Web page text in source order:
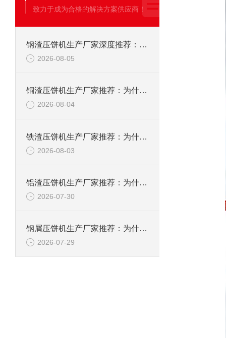
致力于成为合格的解决方案供应商！
钢渣压饼机生产厂家深度推荐：为何恩派特成为高净值产线的优选
2026-08-05
铜渣压饼机生产厂家推荐：为什么恩派特成为众多企业的信赖？
2026-08-04
铁渣压饼机生产厂家推荐：为什么恩派特成为众多企业的优选？
2026-08-03
铝渣压饼机生产厂家推荐：为什么恩派特是值得信赖的选择？
2026-07-30
钢屑压饼机生产厂家推荐：为什么恩派特是您值得信赖的选择？
2026-07-29